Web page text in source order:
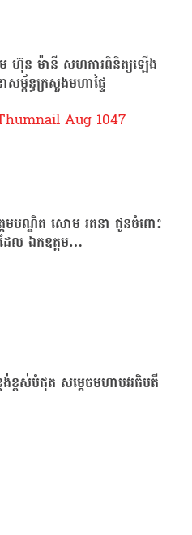
ហ៊ុន ម៉ានី សហការពិនិត្យឡើង
ម្ព័ន្ធក្រសួងមហាផ្ទៃ
មបណ្ឌិត សោម រតនា ជូនចំពោះ
ែល ឯកឧត្តម…
ពស់បំផុត សម្តេចមហាបវរធិបតី